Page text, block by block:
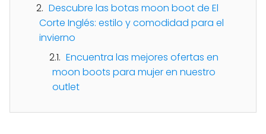
Descubre las botas moon boot de El
Corte Inglés: estilo y comodidad para el
invierno
Encuentra las mejores ofertas en
moon boots para mujer en nuestro
outlet